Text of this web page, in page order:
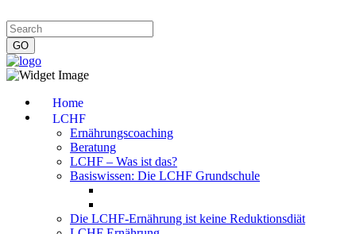
Home
LCHF
Ernährungscoaching
Beratung
LCHF – Was ist das?
Basiswissen: Die LCHF Grundschule
Die LCHF-Ernährung ist keine Reduktionsdiät